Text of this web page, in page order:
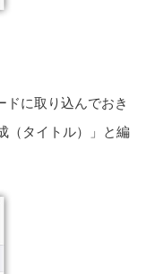
に取り込んでおき
（タイトル）」と編